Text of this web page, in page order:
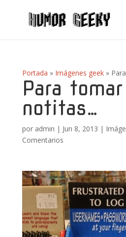
Portada » Imágenes geek»
Para
notitas…
por admin | Jun 8, 2013 |
Comentarios